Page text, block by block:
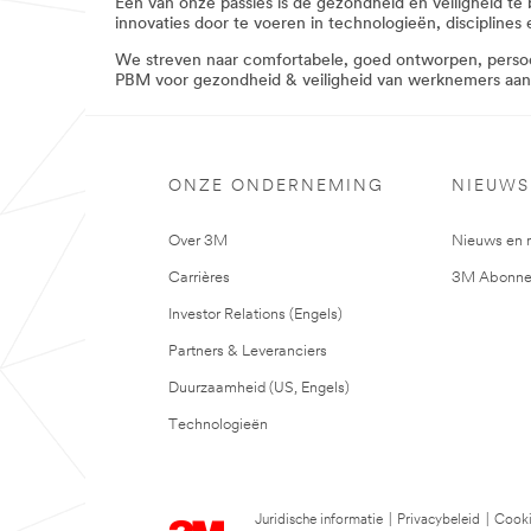
products/?
**Site
area
/3M/nl_BE/company-
3m-
products/?
**Site
**
***
be/personal-
Een van onze passies is de gezondheid en veiligheid
innovaties door te voeren in technologieën,
We streven naar comfortabele, goed ontworpen,
PBM voor gezondheid & veiligheid van werknemers
ONZE ONDERNEMING
Over 3M
Carrières
Investor Relations (Engels)
Partners & Leveranciers
Duurzaamheid (US, Engels)
Technologieën
NIEUWS
Nieuws en
3M
Juridische informatie Privacybeleid